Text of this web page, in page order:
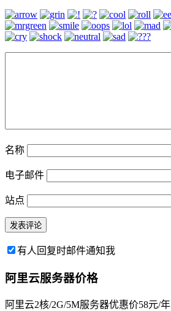
名称
电子邮件
站点
有人回复时邮件通知我
阿里云服务器价格
阿里云2核/2G/5M服务器优惠价58元/年